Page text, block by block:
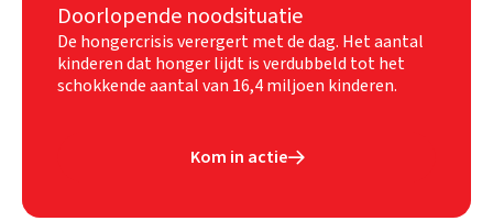
Doorlopende noodsituatie
De hongercrisis verergert met de dag. Het aantal
kinderen dat honger lijdt is verdubbeld tot het
schokkende aantal van 16,4 miljoen kinderen.
Kom in actie